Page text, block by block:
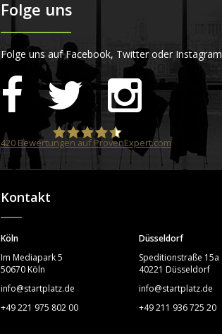
Folge uns
Folge uns auf Facebook, Twitter oder Instagram
STARTPLATZ
420Bewertungen auf ProvenExpert.com
Kontakt
Köln
Im Mediapark 5
50670 Köln
info@startplatz.de
+49 221 975 802 00
Düsseldorf
Speditionstraße 15a
40221 Düsseldorf
info@startplatz.de
+49 211 936 725 20